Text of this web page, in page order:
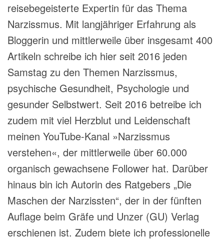
reisebegeisterte Expertin für das Thema
Narzissmus. Mit langjähriger Erfahrung als
Bloggerin und mittlerweile über insgesamt 400
Artikeln schreibe ich hier seit 2016 jeden
Samstag zu den Themen Narzissmus,
psychische Gesundheit, Psychologie und
gesunder Selbstwert. Seit 2016 betreibe ich
zudem mit viel Herzblut und Leidenschaft
meinen YouTube-Kanal »Narzissmus
verstehen«, der mittlerweile über 60.000
organisch gewachsene Follower hat. Darüber
hinaus bin ich Autorin des Ratgebers „Die
Maschen der Narzissten“, der in der fünften
Auflage beim Gräfe und Unzer (GU) Verlag
erschienen ist. Zudem biete ich professionelle